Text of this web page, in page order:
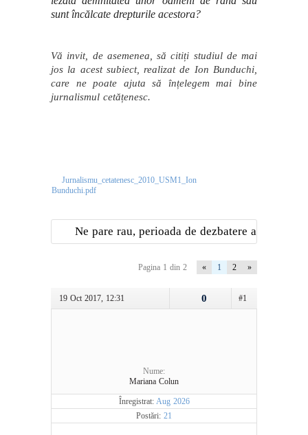
sunt încălcate drepturile acestora?
Vă invit, de asemenea, să citiți studiul de mai
jos la acest subiect, realizat de Ion Bunduchi,
care ne poate ajuta să înțelegem mai bine
jurnalismul cetățenesc.
Jurnalismu_cetatenesc_2010_USM1_Ion
Bunduchi.pdf
Ne pare rau, perioada de dezbatere a
Pagina 1 din 2 « 1 2 »
19 Oct 2017, 12:31 #1
0
Nume:
Mariana Colun
Înregistrat: Aug 2026
Postări: 21